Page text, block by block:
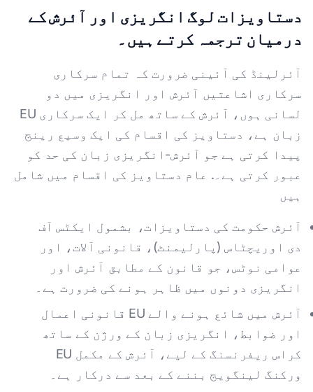
دستاویزات لوگ انگریزی اور آئرش کے
درمیان ترجمہ کرتے ہیں۔
آئرلینڈ کی آئینی ضرورت کہ تمام سرکاری
سرکاری اشاعتیں آئرش اور انگریزی میں دو
لسانی ہوں، آئرش کے ساتھ مل کر ایک سرکاری EU
زبان ہے، دستاویز کی اقسام کی ایک وسیع رینج
پیدا کرتی ہے جو آئرش-انگریزی زبان کی حد کو
عبور کرتی ہے۔. عام دستاویز کی اقسام میں شامل
ہیں
آئرش حکومت کی دستاویزات، بشمول ایکٹس آف
دی اوریچٹاس (پارلیمنٹ)، قانونی آلات، اور
عوامی نوٹس، جو قانون کے مطابق آئرش اور
انگریزی دونوں میں ظاہر ہونے کی ضرورت ہے۔
آئرش میں شائع ہونے والے EU قانونی اعمال
اور ضوابط، انگریزی زبان کے ورژن کے ساتھ
کراس ریفرنسنگ کے لیے، آئرش کے مکمل EU
ورکنگ لینگویج بننے کے بعد سے درکار ہے۔